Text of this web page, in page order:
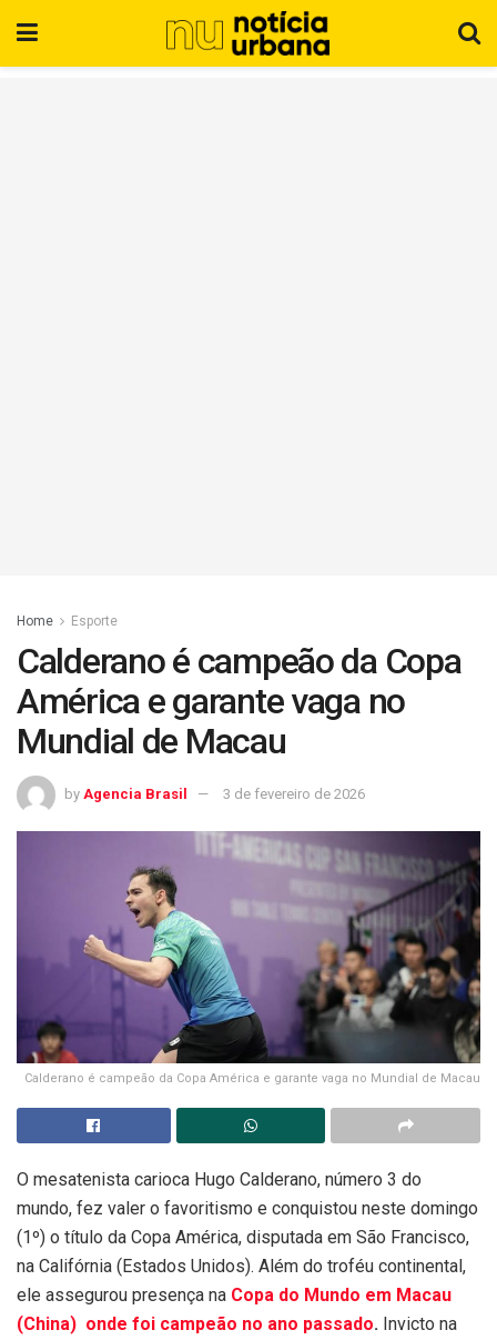
Home Esporte
Calderano é campeão da Copa
América e garante vaga no
Mundial de Macau
by Agencia Brasil 3 de fevereiro de 2026
Calderano é campeão da Copa América e garante vaga no Mundial de Macau
O mesatenista carioca Hugo Calderano, número 3 do
mundo, fez valer o favoritismo e conquistou neste domingo
(1º) o título da Copa América, disputada em São Francisco,
na Califórnia (Estados Unidos). Além do troféu continental,
ele assegurou presença na Copa do Mundo em Macau
(China) onde foi campeão no ano passado. Invicto na